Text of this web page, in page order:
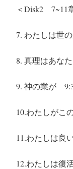
＜Disk2 7~11
7. わたしは世
8. 真理はあな
9. 神の業が
10.わたしがこ
11.わたしは良
12.わたしは復